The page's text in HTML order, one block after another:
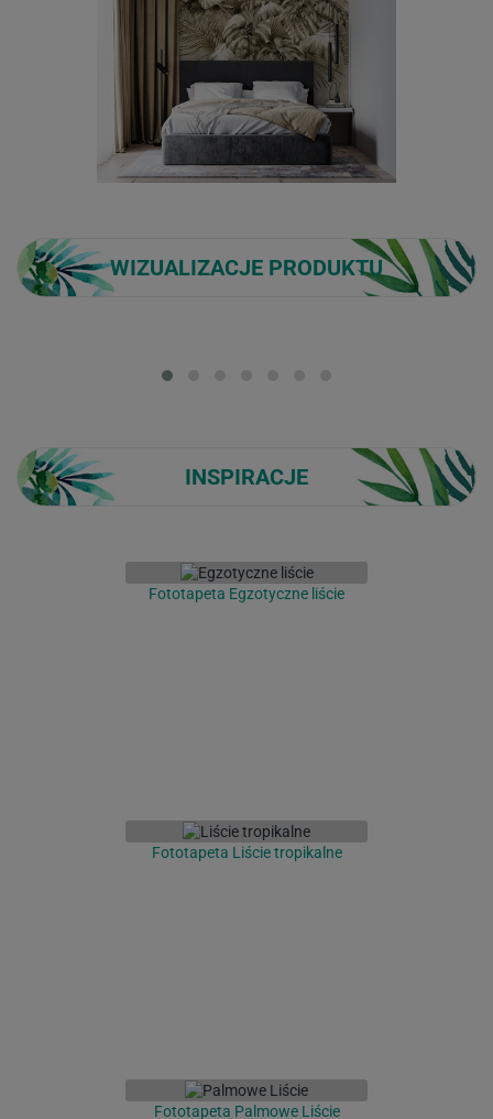
WIZUALIZACJE PRODUKTU
INSPIRACJE
Fototapeta Egzotyczne liście
Fototapeta Liście tropikalne
Fototapeta Palmowe Liście